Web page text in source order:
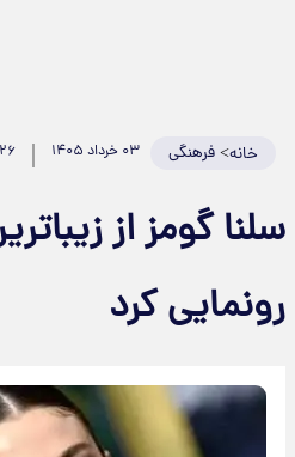
خانه>فرهنگی ۰۳ خرداد ۱۴۰۵
سلنا گومز از
رونمایی کرد